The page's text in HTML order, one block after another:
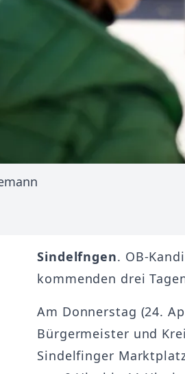
Sindelfngen. OB-
kommenden drei
Am Donnerstag (24.
Bürgermeister und
Sindelfinger